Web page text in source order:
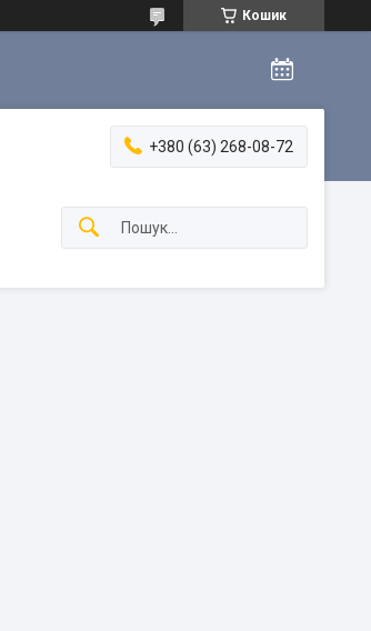
Кошик
+380 (63) 268-08-72